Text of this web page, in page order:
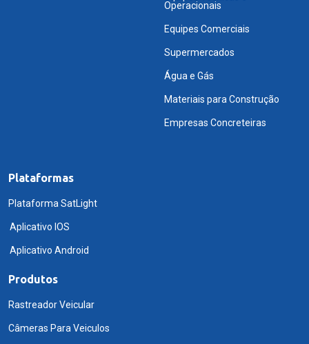
Operacionais
Equipes Comerciais
Supermercados
Água e Gás
Materiais para Construção
Empresas Concreteiras
Plataformas
Plataforma SatLight
Aplicativo IOS
Aplicativo Android
Produtos
Rastreador Veicular
Câmeras Para Veiculos